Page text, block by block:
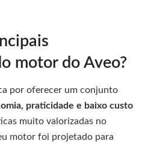
motor do Aveo?
por oferecer um conjunto
praticidade e baixo custo
muito valorizadas no
motor foi projetado para